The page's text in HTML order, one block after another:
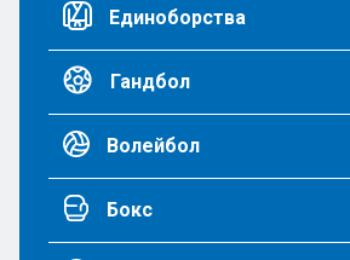
Единоборства
Гандбол
Волейбол
Бокс